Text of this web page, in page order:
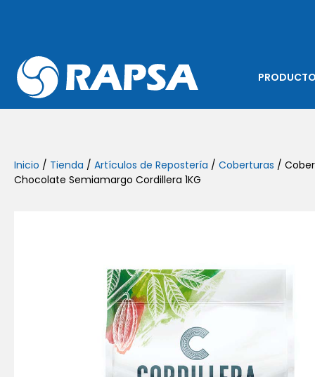
Inicio / Tienda / Artículos de Repostería / Coberturas /
Chocolate Semiamargo Cordillera 1KG